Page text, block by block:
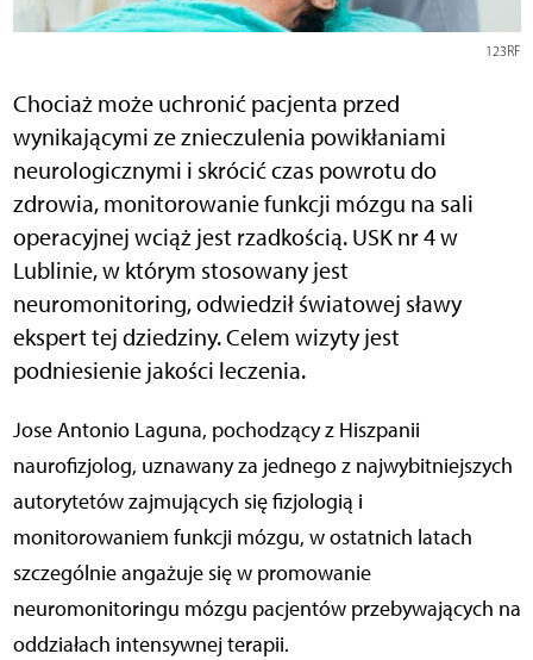
123RF
Chociaż może uchronić pacjenta przed
wynikającymi ze znieczulenia powikłaniami
neurologicznymi i skrócić czas powrotu do
zdrowia, monitorowanie funkcji mózgu na sali
operacyjnej wciąż jest rzadkością. USK nr 4 w
Lublinie, w którym stosowany jest
neuromonitoring, odwiedził światowej sławy
ekspert tej dziedziny. Celem wizyty jest
podniesienie jakości leczenia.
Jose Antonio Laguna, pochodzący z Hiszpanii
naurofizjolog, uznawany za jednego z najwybitniejszych
autorytetów zajmujących się fizjologią i
monitorowaniem funkcji mózgu, w ostatnich latach
szczególnie angażuje się w promowanie
neuromonitoringu mózgu pacjentów przebywających na
oddziałach intensywnej terapii.